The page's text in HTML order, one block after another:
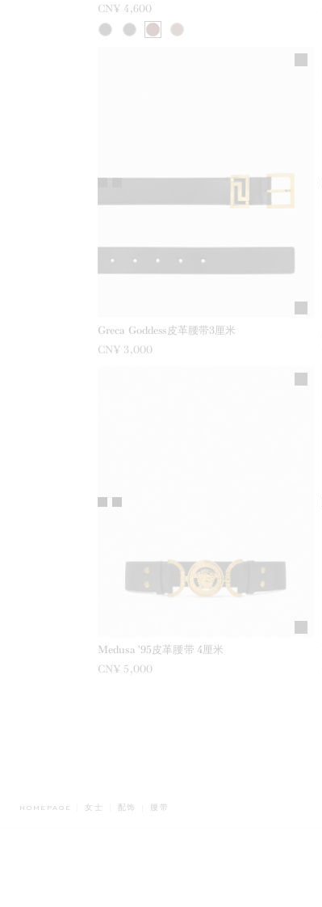
CN¥ 4,600
Greca Goddess皮革腰带3厘米
CN¥ 3,000
Medusa '95皮革腰带 4厘米
CN¥ 5,000
HOMEPAGE 女士 配饰 BREADCRUMB.ADA.LABEL.CURRENT
腰带